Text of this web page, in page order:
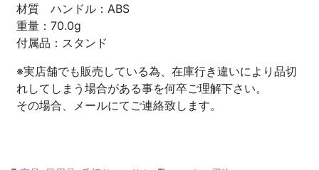
材質 ハンドル：ABS
重量：70.0g
付属品：スタンド
※実店舗でも販売している為、在庫行き違いにより品切
れしてしまう場合がある事を何卒ご理解下さい。
その場合、メールにてご連絡致します。